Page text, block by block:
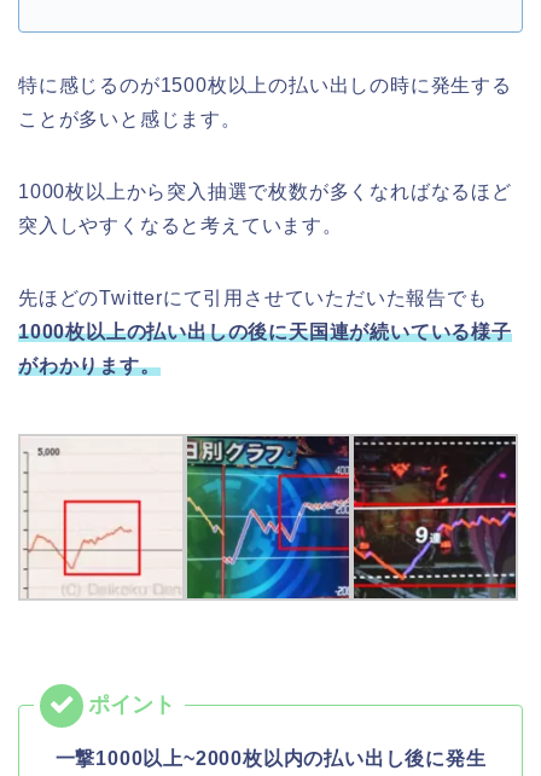
特に感じるのが1500枚以上の払い出しの時に発生する
ことが多いと感じます。
1000枚以上から突入抽選で枚数が多くなればなるほど
突入しやすくなると考えています。
先ほどのTwitterにて引用させていただいた報告でも
1000枚以上の払い出しの後に天国連が続いている様子
がわかります。
一撃1000以上~2000枚以内の払い出し後に発生